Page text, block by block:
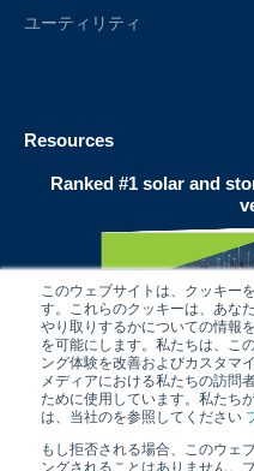
このウェブサイトは、クッキー
す。これらのクッキーは、あな
やり取りするかについての情報
を可能にします。私たちは、こ
ング体験を改善およびカスタマ
メディアにおける私たちの訪問
ために使用しています。私たち
は、当社のを参照してください
もし拒否される場合、このウェ
ングされることはありません。
ユーティリティ
Resources
Ranked #1 solar and